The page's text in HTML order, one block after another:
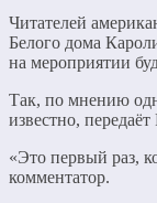
Читателей
Белого дома
на мероприятии
Так, по мнению
известно,
«Это первый раз,
комментатор.